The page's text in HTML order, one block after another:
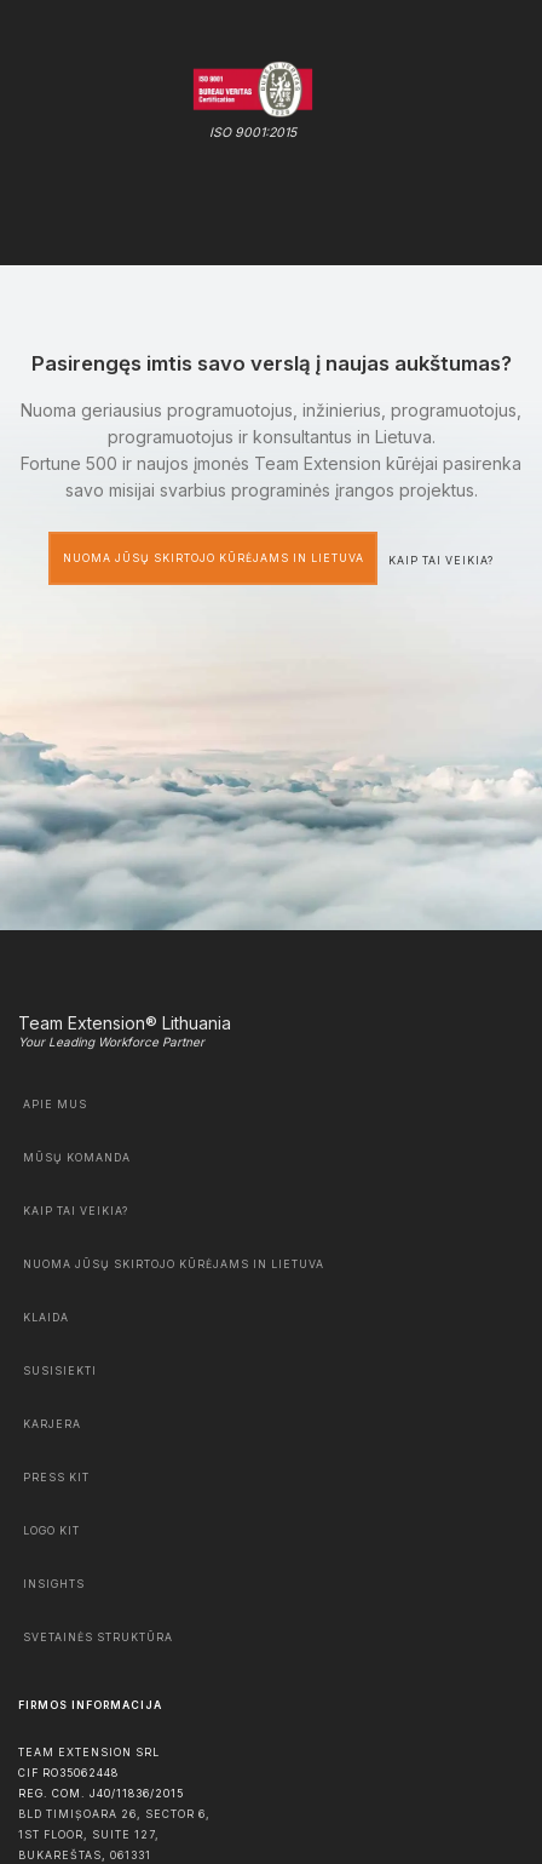
ISO 9001:2015
Pasirengęs imtis savo verslą į naujas aukštumas?
Nuoma geriausius programuotojus, inžinierius, programuotojus,
programuotojus ir konsultantus in Lietuva.
Fortune 500 ir naujos įmonės Team Extension kūrėjai pasirenka
savo misijai svarbius programinės įrangos projektus.
NUOMA JŪSŲ SKIRTOJO KŪRĖJAMS IN LIETUVA KAIP TAI VEIKIA?
Team Extension® Lithuania
Your Leading Workforce Partner
APIE MUS
MŪSŲ KOMANDA
KAIP TAI VEIKIA?
NUOMA JŪSŲ SKIRTOJO KŪRĖJAMS IN LIETUVA
KLAIDA
SUSISIEKTI
KARJERA
PRESS KIT
LOGO KIT
INSIGHTS
SVETAINĖS STRUKTŪRA
FIRMOS INFORMACIJA
TEAM EXTENSION SRL
CIF RO35062448
REG. COM. J40/11836/2015
BLD TIMIȘOARA 26, SECTOR 6,
1ST FLOOR, SUITE 127,
BUKAREŠTAS, 061331